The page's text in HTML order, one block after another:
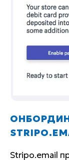
Stripo.email